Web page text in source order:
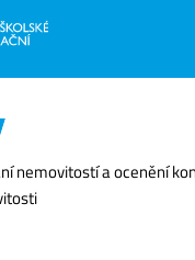
nemovitostí a ocenění